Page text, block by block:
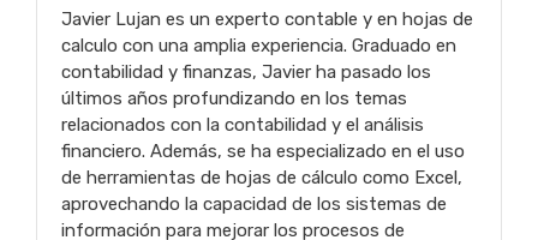
Javier Lujan es un experto contable y en hojas de
calculo con una amplia experiencia. Graduado en
contabilidad y finanzas, Javier ha pasado los
últimos años profundizando en los temas
relacionados con la contabilidad y el análisis
financiero. Además, se ha especializado en el uso
de herramientas de hojas de cálculo como Excel,
aprovechando la capacidad de los sistemas de
información para mejorar los procesos de